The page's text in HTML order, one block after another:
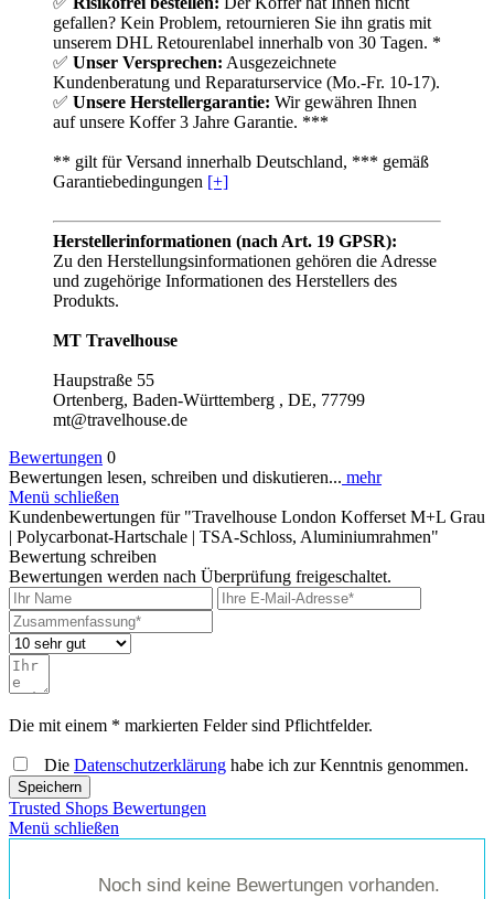
gefallen? Kein Problem, retournieren Sie ihn gratis mit
unserem DHL Retourenlabel innerhalb von 30 Tagen. *
✅ Unser Versprechen: Ausgezeichnete
Kundenberatung und Reparaturservice (Mo.-Fr. 10-17).
✅ Unsere Herstellergarantie: Wir gewähren Ihnen
auf unsere Koffer 3 Jahre Garantie. ***
** gilt für Versand innerhalb Deutschland, *** gemäß
Garantiebedingungen [+]
Herstellerinformationen (nach Art. 19 GPSR):
Zu den Herstellungsinformationen gehören die Adresse
und zugehörige Informationen des Herstellers des
Produkts.
MT Travelhouse
Haupstraße 55
Ortenberg, Baden-Württemberg , DE, 77799
mt@travelhouse.de
Bewertungen 0
Bewertungen lesen, schreiben und diskutieren... mehr
Menü schließen
Kundenbewertungen für "Travelhouse London Kofferset M+L Grau
| Polycarbonat-Hartschale | TSA-Schloss, Aluminiumrahmen"
Bewertung schreiben
Bewertungen werden nach Überprüfung freigeschaltet.
Die mit einem * markierten Felder sind Pflichtfelder.
Die Datenschutzerklärung habe ich zur Kenntnis genommen.
Speichern
Trusted Shops Bewertungen
Menü schließen
Noch sind keine Bewertungen vorhanden.